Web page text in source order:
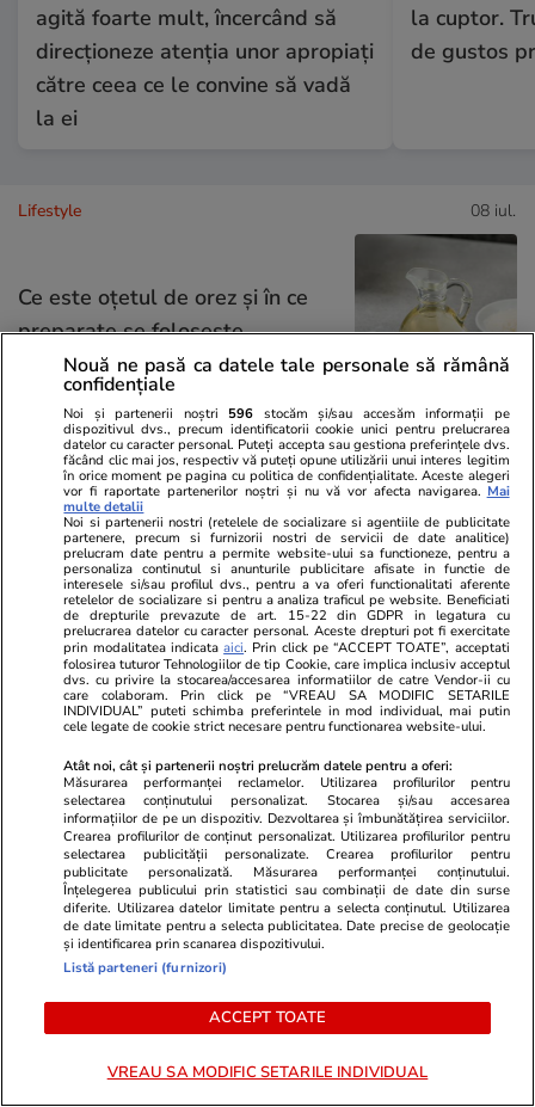
agită foarte mult, încercând să
direcționeze atenția unor apropiați
către ceea ce le convine să vadă
la ei
la cuptor.
de gustos
Lifestyle 08 iul.
Ce este oțetul de orez și în ce
preparate se folosește
Vacanțe și Cultură 07 iul.
De ce să fotografiezi bagajul
înainte de a pleca în vacanță
Vacanțe și Cultură 13 iun.
Ce să iei cu tine în vacanță: lista
completă de lucruri esențiale
Tehnologie
De ce nu trebuie să setezi aerul
condiţionat la 16°C
Nouă ne pasă ca datele tale personale să rămână
confidențiale
Noi și partenerii noștri 596 stocăm și/sau accesăm informații pe
dispozitivul dvs., precum identificatorii cookie unici pentru prelucrarea
datelor cu caracter personal. Puteți accepta sau gestiona preferințele dvs.
făcând clic mai jos, respectiv vă puteți opune utilizării unui interes legitim
în orice moment pe pagina cu politica de confidențialitate. Aceste alegeri
vor fi raportate partenerilor noștri și nu vă vor afecta navigarea. Mai
multe detalii
Noi si partenerii nostri (retelele de socializare si agentiile de publicitate
partenere, precum si furnizorii nostri de servicii de date analitice)
prelucram date pentru a permite website-ului sa functioneze, pentru a
personaliza continutul si anunturile publicitare afisate in functie de
interesele si/sau profilul dvs., pentru a va oferi functionalitati aferente
retelelor de socializare si pentru a analiza traficul pe website. Beneficiati
de drepturile prevazute de art. 15-22 din GDPR in legatura cu
prelucrarea datelor cu caracter personal. Aceste drepturi pot fi exercitate
prin modalitatea indicataaici. Prin click pe “ACCEPT TOATE”, acceptati
folosirea tuturor Tehnologiilor de tip Cookie, care implica inclusiv acceptul
dvs. cu privire la stocarea/accesarea informatiilor de catre Vendor-ii cu
care colaboram. Prin click pe “VREAU SA MODIFIC SETARILE
INDIVIDUAL” puteti schimba preferintele in mod individual, mai putin
cele legate de cookie strict necesare pentru functionarea website-ului.
Atât noi, cât și partenerii noștri prelucrăm datele pentru a oferi:
Măsurarea performanței reclamelor. Utilizarea profilurilor pentru
selectarea conținutului personalizat. Stocarea și/sau accesarea
informațiilor de pe un dispozitiv. Dezvoltarea și îmbunătățirea serviciilor.
Crearea profilurilor de conținut personalizat. Utilizarea profilurilor pentru
selectarea publicității personalizate. Crearea profilurilor pentru
publicitate personalizată. Măsurarea performanței conținutului.
Înțelegerea publicului prin statistici sau combinații de date din surse
diferite. Utilizarea datelor limitate pentru a selecta conținutul. Utilizarea
de date limitate pentru a selecta publicitatea. Date precise de geolocație
și identificarea prin scanarea dispozitivului.
Listă parteneri (furnizori)
ACCEPT TOATE
VREAU SA MODIFIC SETARILE INDIVIDUAL